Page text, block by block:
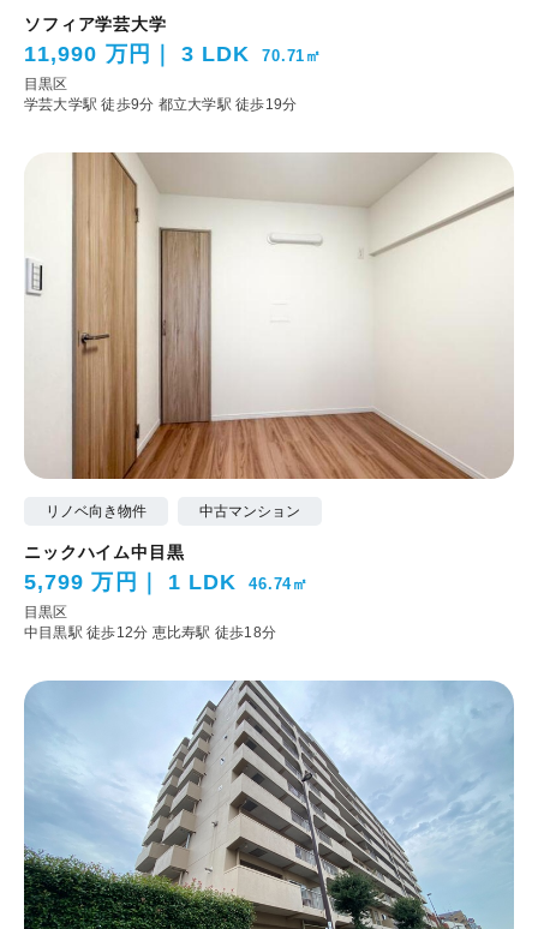
ソフィア学芸大学
11,990 万円 3 LDK 70.71㎡
目黒区
学芸大学駅 徒歩9分 都立大学駅 徒歩19分
リノベ向き物件 中古マンション
ニックハイム中目黒
5,799 万円 1 LDK 46.74㎡
目黒区
中目黒駅 徒歩12分 恵比寿駅 徒歩18分